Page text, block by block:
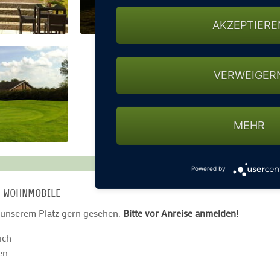
Driving-Range ist öffentlich, eine Gebühr neben der für die
Platz gern gesehen. Bitte vor Anreise anmelden!
MEHR
Powered by